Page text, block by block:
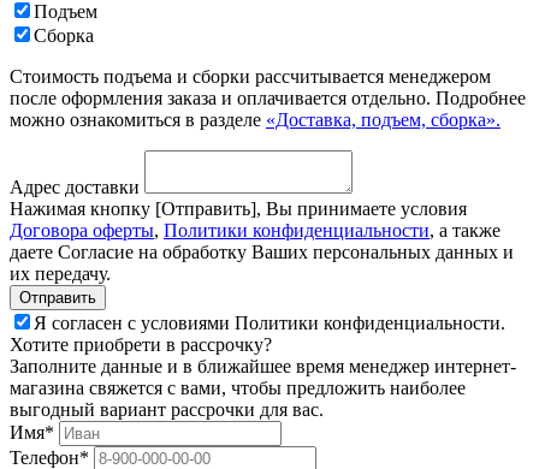
Подъем
Сборка
Стоимость подъема и сборки рассчитывается менеджером
после оформления заказа и оплачивается отдельно. Подробнее
можно ознакомиться в разделе «Доставка, подъем, сборка».
Адрес доставки
Нажимая кнопку [Отправить], Вы принимаете условия
Договора оферты, Политики конфиденциальности, а также
даете Согласие на обработку Ваших персональных данных и
их передачу.
Я согласен с условиями Политики конфиденциальности.
Хотите приобрети в рассрочку?
Заполните данные и в ближайшее время менеджер интернет-
магазина свяжется с вами, чтобы предложить наиболее
выгодный вариант рассрочки для вас.
Имя*
Телефон*